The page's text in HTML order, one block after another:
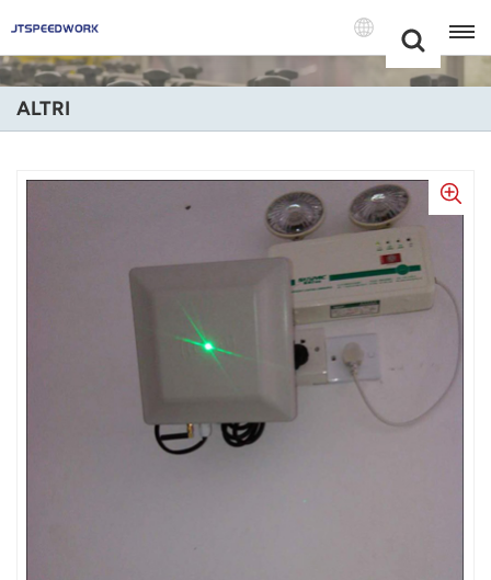
+86 -18681515767
English
Français
Deutsch
Русский
Italiano
Português
ALTRI